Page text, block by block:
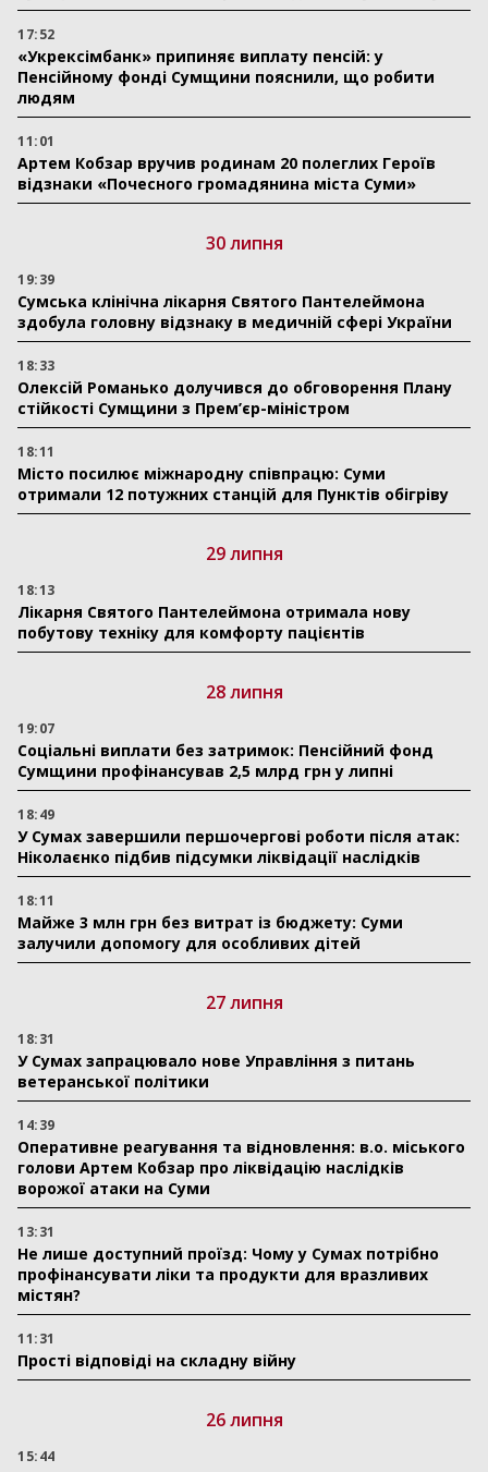
17:52
«Укрексімбанк» припиняє виплату пенсій: у
Пенсійному фонді Сумщини пояснили, що робити
людям
11:01
Артем Кобзар вручив родинам 20 полеглих Героїв
відзнаки «Почесного громадянина міста Суми»
30 липня
19:39
Сумська клінічна лікарня Святого Пантелеймона
здобула головну відзнаку в медичній сфері України
18:33
Олексій Романько долучився до обговорення Плану
стійкості Сумщини з Прем’єр-міністром
18:11
Місто посилює міжнародну співпрацю: Суми
отримали 12 потужних станцій для Пунктів обігріву
29 липня
18:13
Лікарня Святого Пантелеймона отримала нову
побутову техніку для комфорту пацієнтів
28 липня
19:07
Соціальні виплати без затримок: Пенсійний фонд
Сумщини профінансував 2,5 млрд грн у липні
18:49
У Сумах завершили першочергові роботи після атак:
Ніколаєнко підбив підсумки ліквідації наслідків
18:11
Майже 3 млн грн без витрат із бюджету: Суми
залучили допомогу для особливих дітей
27 липня
18:31
У Сумах запрацювало нове Управління з питань
ветеранської політики
14:39
Оперативне реагування та відновлення: в.о. міського
голови Артем Кобзар про ліквідацію наслідків
ворожої атаки на Суми
13:31
Не лише доступний проїзд: Чому у Сумах потрібно
профінансувати ліки та продукти для вразливих
містян?
11:31
Прості відповіді на складну війну
26 липня
15:44